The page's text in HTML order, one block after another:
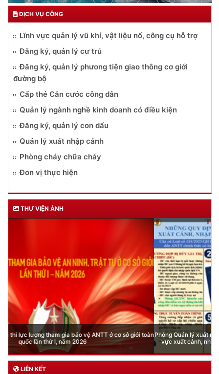
DỊCH VỤ CÔNG
Lĩnh vực quản lý vũ khí, vật liệu nổ, công cụ hỗ trợ
Đăng ký, quản lý cư trú
Đăng ký, quản lý phương tiện giao thông cơ giới
đường bộ
Cấp thẻ Căn cước công dân
Quản lý ngành nghề kinh doanh có điều kiện
Đăng ký, quản lý con dấu
Quản lý xuất nhập cảnh
Phòng cháy chữa cháy
Đơn vị thực hiện
THƯ VIỆN ẢNH
Phòng Quản lý xuất nhập cảnh: Hướng dẫn những quy định mới trong lĩnh
vực xuất cảnh, nhập cảnh của công dân việt nam từ ngày 01/7/2026
LIÊN KẾT